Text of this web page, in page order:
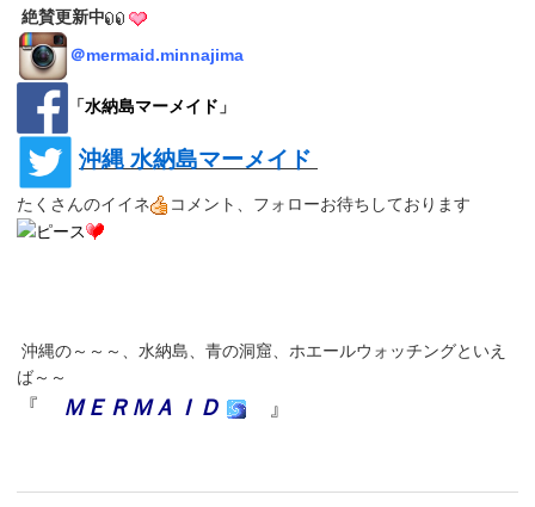
絶賛更新中
＠mermaid.minnajima
「水納島マーメイド 」
沖縄 水納島マーメイド
たくさんのイイネ コメント、フォローお待ちしております
沖縄の～～～、水納島、青の洞窟、ホエールウォッチングといえ
ば～～
『 ＭＥＲＭＡＩＤ 』